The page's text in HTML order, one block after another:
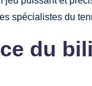
spécialistes du
du